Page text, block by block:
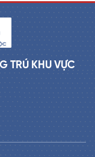
TRÚ KHU VỰC